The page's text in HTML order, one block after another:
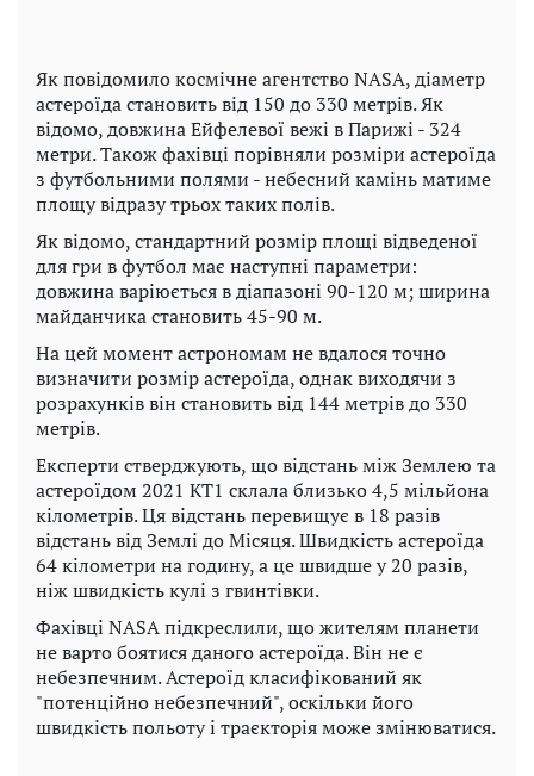
Як повідомило космічне агентство NASA,діаметр
астероїда становить від 150 до 330 метрів. Як
відомо, довжина Ейфелевої вежі в Парижі - 324
метри. Також фахівці порівняли розміри астероїда
з футбольними полями - небесний камінь матиме
площу відразу трьох таких полів.
Як відомо, стандартний розмір площі відведеної
для гри в футбол має наступні параметри:
довжина варіюється в діапазоні 90-120 м; ширина
майданчика становить 45-90 м.
На цей момент астрономам не вдалося точно
визначити розмір астероїда, однак виходячи з
розрахунків він становить від 144 метрів до 330
метрів.
Експерти стверджують, що відстань між Землею та
астероїдом 2021 KT1 склала близько 4,5 мільйона
кілометрів. Ця відстань перевищує в 18 разів
відстань від Землі до Місяця. Швидкість астероїда
64 кілометри на годину, а це швидше у 20 разів,
ніж швидкість кулі з гвинтівки.
Фахівці NASA підкреслили, що жителям планети
не варто боятися даного астероїда. Він не є
небезпечним. Астероїд класифікований як
"потенційно небезпечний", оскільки його
швидкість польоту і траєкторія може змінюватися.